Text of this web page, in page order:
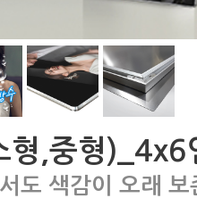
형,중형)_4x6
도 색감이 오래